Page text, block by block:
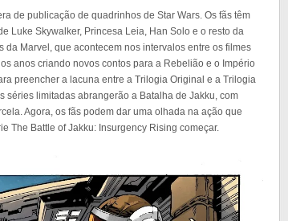
de publicação de quadrinhos de Star Wars. Os fãs têm
Luke Skywalker, Princesa Leia, Han Solo e o resto da
da Marvel, que acontecem nos intervalos entre os filmes
anos criando novos contos para a Rebelião e o Império
preencher a lacuna entre a Trilogia Original e a Trilogia
séries limitadas abrangerão a Batalha de Jakku, com
Agora, os fãs podem dar uma olhada na ação que
The Battle of Jakku: Insurgency Rising começar.